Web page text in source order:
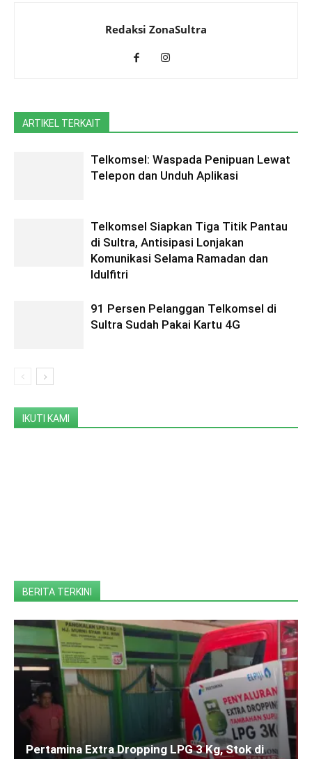
Redaksi ZonaSultra
ARTIKEL TERKAIT
Telkomsel: Waspada Penipuan Lewat
Telepon dan Unduh Aplikasi
Telkomsel Siapkan Tiga Titik Pantau
di Sultra, Antisipasi Lonjakan
Komunikasi Selama Ramadan dan
Idulfitri
91 Persen Pelanggan Telkomsel di
Sultra Sudah Pakai Kartu 4G
IKUTI KAMI
BERITA TERKINI
Pertamina Extra Dropping LPG 3 Kg, Stok di